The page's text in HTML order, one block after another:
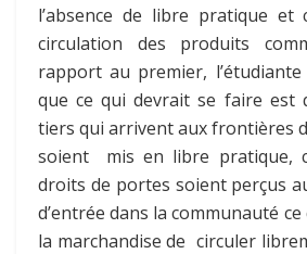
l’absence de libre pratique et
circulation des produits
rapport au premier,
que ce qui devrait se faire
tiers qui arrivent aux frontières
soient mis en libre pratique,
droits de portes soient perçus
d’entrée dans la communauté
la marchandise de circuler